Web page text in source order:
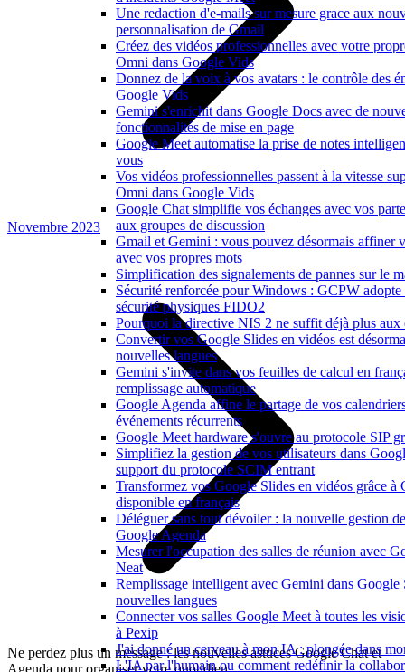
Une redaction d'e-mails sur mesure grace aux
personnalisation de Gmail
Créez des vidéos professionnelles avec votre
Omni dans Google Vids
Donnez de la voix à vos avatars : le contrôle des
Google Vids
Gemini s'enrichit dans Google Docs avec de
fonctionnalités de mise en page
Google Meet automatise la prise de notes
vous
Vos vidéos professionnelles passent à la vitesse
Omni dans Google Vids
Google Chat simplifie vos échanges avec vos
aux groupes de discussion
Gmail et Gemini : vous pouvez désormais affiner
avec vos propres mots
Simplification des signalements de pannes sur le
Sécurité renforcée pour Windows : GCPW adopte
sécurité physiques FIDO2
Pourquoi la directive NIS 2 ne suffit déjà plus aux
Convertir vos Google Slides en vidéos est
nouvelles langues
Gemini s'invite dans vos feuilles de calcul en
remplissage automatique
Google Agenda affine le partage de vos
événements récurrents
Google Meet hardware s'ouvre au protocole SIP
Simplifiez la gestion de vos utilisateurs dans
support du protocole SCIM entrant
Transformez vos Google Slides en vidéos grâce à
disponible en français
Déléguer sans tout dévoiler : la nouvelle gestion
Google Agenda
Mesurer l'occupation des salles de réunion avec
Neat
Remplissage intelligent avec Gemini dans Google
nouvelles langues
Connecter vos salles Google Meet à toutes les
à Pexip
J'ai donné un cerveau à mon IA : plongée dans
L'IA par l'humain ou comment redéfinir la
Novembre 2023
Ne perdez plus un message : les nouvelles astuces Google Chat et
Agenda pour organiser votre quotidien